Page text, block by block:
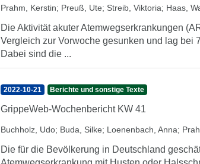
Prahm, Kerstin; Preuß, Ute; Streib, Viktoria; Haas,
Die Aktivität akuter Atemwegserkrankungen
Vergleich zur Vorwoche gesunken und lag bei
Dabei sind die ...
2022-10-21 Berichte und sonstige Texte
GrippeWeb-Wochenbericht KW 41
Buchholz, Udo; Buda, Silke; Loenenbach, Anna;
Die für die Bevölkerung in Deutschland